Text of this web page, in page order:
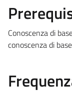
Conoscenza di
conoscenza di